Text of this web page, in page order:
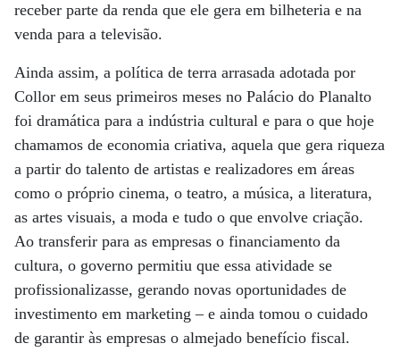
receber parte da renda que ele gera em bilheteria e na
venda para a televisão.
Ainda assim, a política de terra arrasada adotada por
Collor em seus primeiros meses no Palácio do Planalto
foi dramática para a indústria cultural e para o que hoje
chamamos de economia criativa, aquela que gera riqueza
a partir do talento de artistas e realizadores em áreas
como o próprio cinema, o teatro, a música, a literatura,
as artes visuais, a moda e tudo o que envolve criação.
Ao transferir para as empresas o financiamento da
cultura, o governo permitiu que essa atividade se
profissionalizasse, gerando novas oportunidades de
investimento em marketing – e ainda tomou o cuidado
de garantir às empresas o almejado benefício fiscal.